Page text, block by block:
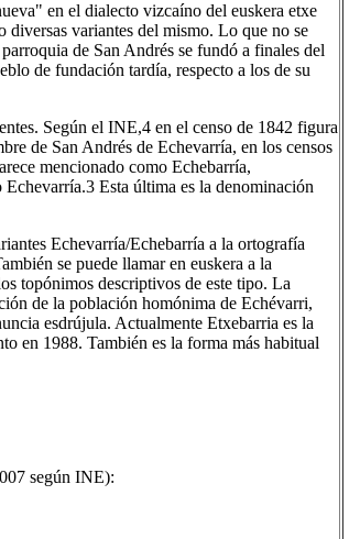
en el dialecto vizcaíno del euskera etxe
diversas variantes del mismo. Lo que no se
de San Andrés se fundó a finales del
de fundación tardía, respecto a los de su
Según el INE,4​ en el censo de 1842 figura
de San Andrés de Echevarría, en los censos
mencionado como Echebarría,
Esta última es la denominación
Echevarría/Echebarría a la ortografía
se puede llamar en euskera a la
topónimos descriptivos de este tipo. La
de la población homónima de Echévarri,
esdrújula. Actualmente Etxebarria es la
en 1988. También es la forma más habitual
según INE):